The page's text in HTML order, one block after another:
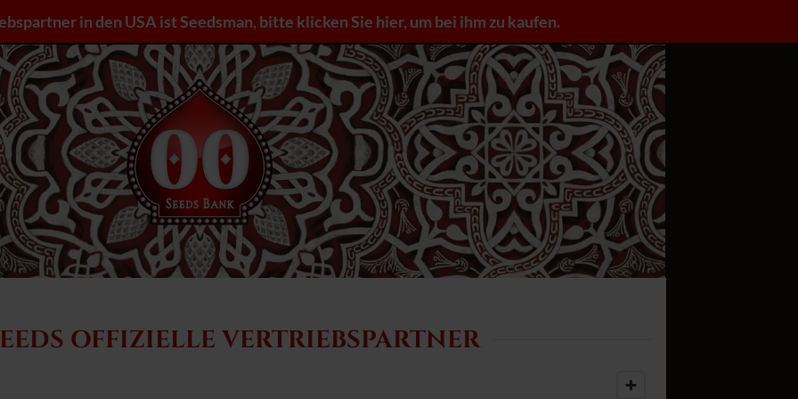
ANMELDUNG / REGISTRIEREN
OFFIZIELLE VERTRIEBSPARTNER
in den USA ist Seedsman, bitte klicken Sie hier, um bei ihm zu kaufen.